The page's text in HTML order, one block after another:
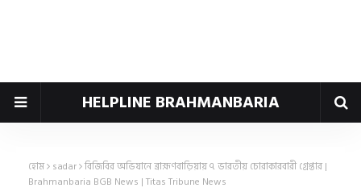
HELPLINE BRAHMANBARIA
হোম sadar বিজিবির অভিযানে ব্রাহ্মণবাড়িয়ায় ৭ ভারতীয় চোরাকারবারী গ্রেপ্তার |
Brahmanbaria BGB News | Titas Tribune News